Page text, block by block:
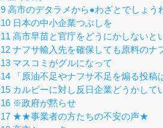
9 高市のデタラメから●わざとでしょう
10 日本の中小企業つぶしを
11 高市早苗と官庁をどうにかしないと
12 ナフサ輸入先を確保しても原料のナ
13 マスコミがグルになって
14 「原油不足やナフサ不足を煽る投稿
15 カルビーに対し反日企業どうかして
16 ※政府が黙らせ
17 ★★事業者の方たちの不安の声★